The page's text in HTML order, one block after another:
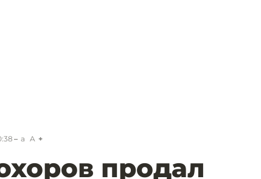
a A
продал